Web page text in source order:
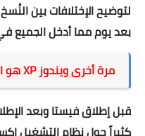
لتوضيح الإختلافات بين
بعد يوم مما أدخل الجميع
مرة أخرى ويندوز XP هو الأفضل :
قبل إطلاق فيستا وبعد
كثيراً حول نظام التشغيل